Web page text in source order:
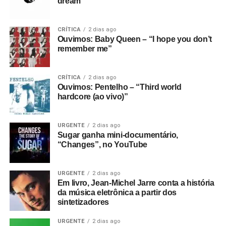
carrinhos!
*****
JáMilton Bituca Nascimento, de Flavia Moraes, que
CRÍTICA 2 dias ago
Ouvimos: Baby Queen – “I hope you don’t
remember me”
CRÍTICA 2 dias ago
Ouvimos: Pentelho – “Third world
hardcore (ao vivo)”
URGENTE 2 dias ago
Sugar ganha mini-documentário,
“Changes”, no YouTube
URGENTE 2 dias ago
Em livro, Jean-Michel Jarre conta a história
da música eletrônica a partir dos
sintetizadores
URGENTE 2 dias ago